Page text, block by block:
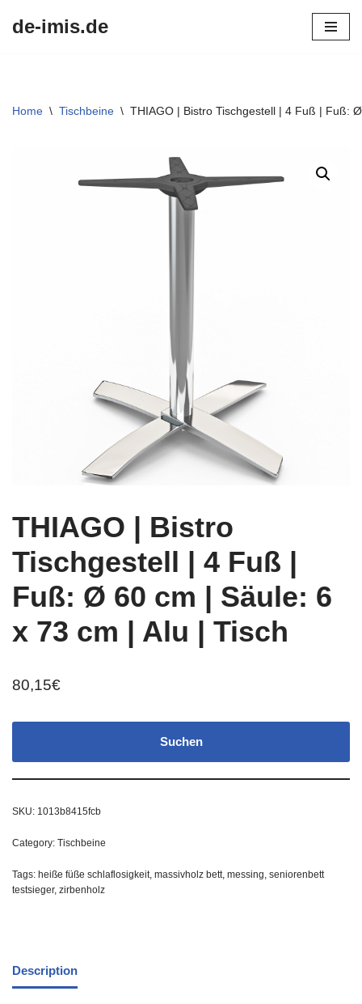
de-imis.de
Home \ Tischbeine \ THIAGO | Bistro Tischgestell | 4 Fuß | Fuß:
THIAGO | Bistro
Tischgestell | 4 Fuß |
Fuß: Ø 60 cm | Säule: 6
x 73 cm | Alu | Tisch
80,15€
Suchen
SKU: 1013b8415fcb
Category: Tischbeine
Tags: heiße füße schlaflosigkeit, massivholz bett, messing, seniorenbett
testsieger, zirbenholz
Description